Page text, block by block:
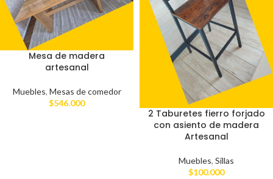
Mesa de madera
artesanal
Muebles, Mesas de comedor
$546.000
2 Taburetes fierro forjado
con asiento de madera
Artesanal
Muebles, Sillas
$100.000